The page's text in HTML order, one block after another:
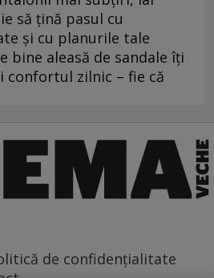
să țină pasul cu
și cu planurile tale
bine aleasă de sandale îți
confortul zilnic – fie că
de confidențialitate